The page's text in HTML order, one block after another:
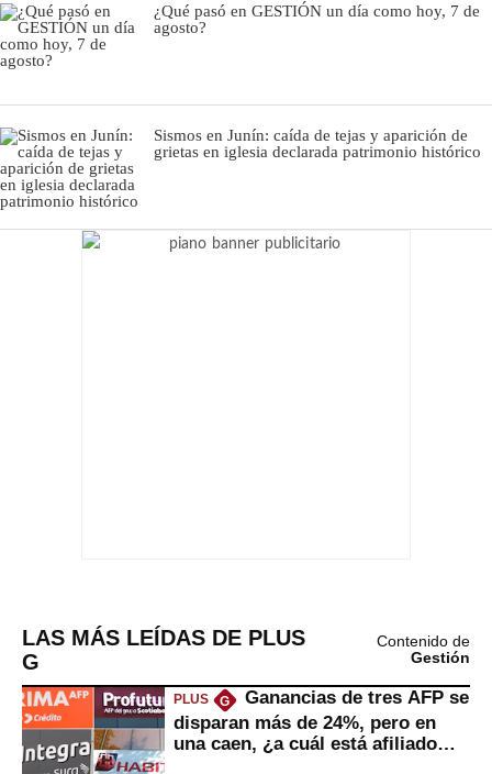
¿Qué pasó en GESTIÓN un día como hoy, 7 de
agosto?
Sismos en Junín: caída de tejas y aparición de
grietas en iglesia declarada patrimonio histórico
LAS MÁS LEÍDAS DE PLUS
G
Contenido de
Gestión
PLUS G
Ganancias de tres AFP se
disparan más de 24%, pero en
una caen, ¿a cuál está afiliado